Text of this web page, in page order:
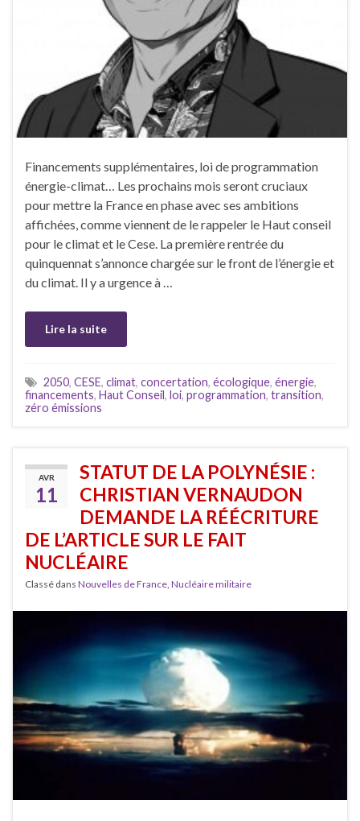
Financements supplémentaires, loi de programmation
énergie-climat… Les prochains mois seront cruciaux
pour mettre la France en phase avec ses ambitions
affichées, comme viennent de le rappeler le Haut conseil
pour le climat et le Cese. La première rentrée du
quinquennat s’annonce chargée sur le front de l’énergie et
du climat. Il y a urgence à …
Lire la suite
2050, CESE, climat, concertation, écologique, énergie,
financements, Haut Conseil, loi, programmation, transition,
zéro émissions
AVR
11
STATUT DE LA POLYNÉSIE :
CHRISTIAN VERNAUDON
DEMANDE LA RÉÉCRITURE
DE L’ARTICLE SUR LE FAIT
NUCLÉAIRE
Classé dans Nouvelles de France, Nucléaire militaire